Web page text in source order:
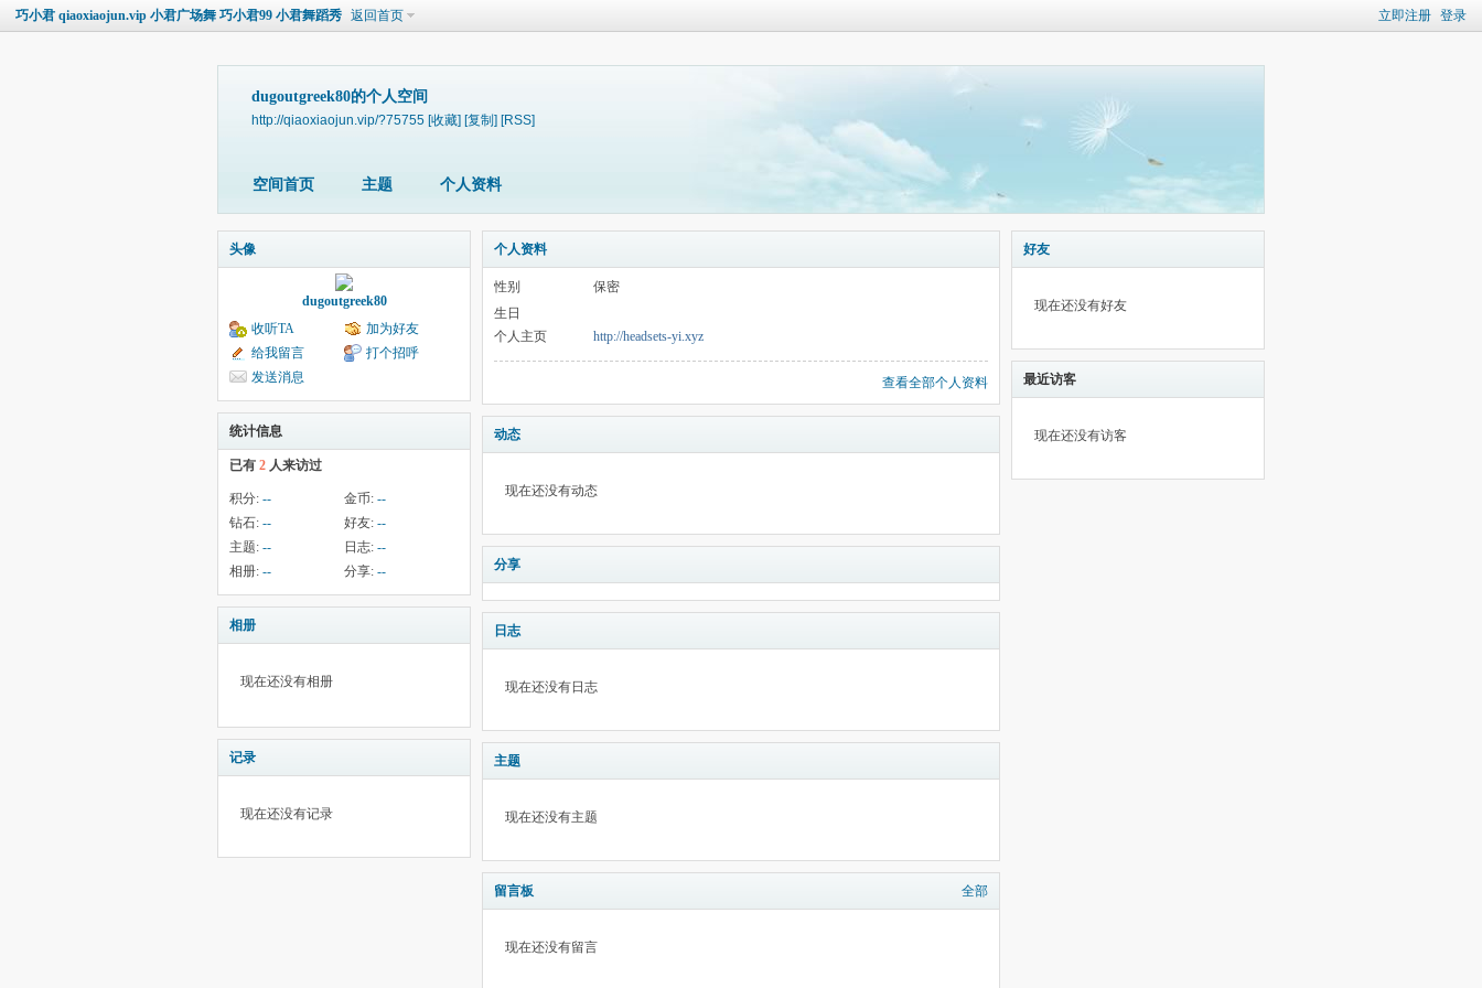
立即注册 登录
巧小君 qiaoxiaojun.vip 小君广场舞 巧小君99 小君舞蹈秀 返回首页
dugoutgreek80的个人空间
http://qiaoxiaojun.vip/?75755 [收藏] [复制] [RSS]
空间首页 主题 个人资料
头像
dugoutgreek80
收听TA
加为好友
给我留言
打个招呼
发送消息
统计信息
已有 2 人来访过
积分: -- 金币: --
钻石: -- 好友: --
主题: -- 日志: --
相册: -- 分享: --
相册
现在还没有相册
记录
现在还没有记录
个人资料
性别
保密
生日
个人主页
http://headsets-yi.xyz
查看全部个人资料
动态
现在还没有动态
分享
日志
现在还没有日志
主题
现在还没有主题
留言板 全部
现在还没有留言
好友
现在还没有好友
最近访客
现在还没有访客